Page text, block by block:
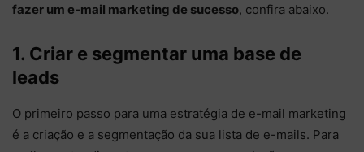
fazer um e-mail marketing de sucesso, confira abaixo.
1. Criar e segmentar uma base de
leads
O primeiro passo para uma estratégia de e-mail marketing
é a criação e a segmentação da sua lista de e-mails. Para